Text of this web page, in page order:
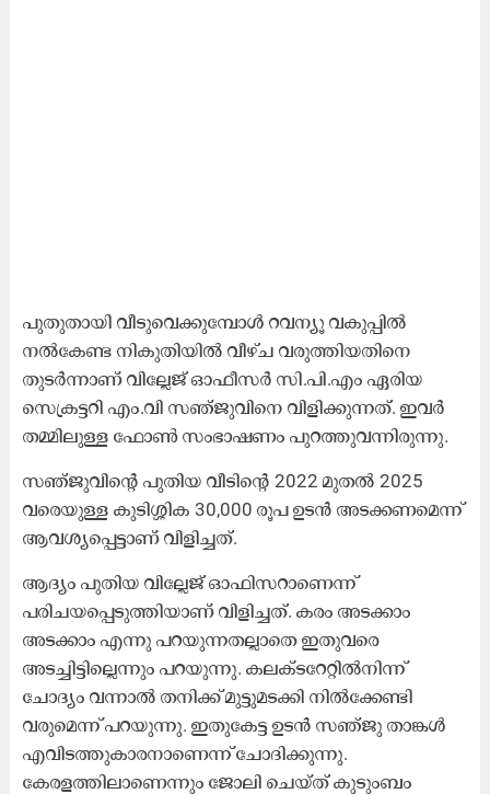
പുതുതായി വീടുവെക്കുമ്പോൾ റവന്യൂ വകുപ്പിൽ
നൽകേണ്ട നികുതിയിൽ വീഴ്ച വരുത്തിയതിനെ
തുടർന്നാണ് വില്ലേജ് ഓഫീസർ സി.പി.എം ഏരിയ
സെക്രട്ടറി എം.വി സഞ്ജുവിനെ വിളിക്കുന്നത്. ഇവർ
തമ്മിലുള്ള ഫോൺ സംഭാഷണം പുറത്തുവന്നിരുന്നു.
സഞ്​ജുവിന്‍റെ പുതിയ വീടിന്‍റെ 2022 മുതൽ 2025
വരെയുള്ള കുടിശ്ശിക 30,000 രൂപ ഉടൻ അടക്കണമെന്ന്​
ആവശ്യപ്പെട്ടാണ് വിളിച്ചത്.
ആദ്യം പുതിയ വില്ലേജ് ഓഫിസറാണെന്ന്
പരിചയപ്പെടുത്തിയാണ് വിളിച്ചത്. കരം അടക്കാം
അടക്കാം എന്നു പറയുന്നതല്ലാതെ ഇതുവരെ
അടച്ചിട്ടില്ലെന്നും പറയുന്നു. കലക്ടറേറ്റിൽനിന്ന്
ചോദ്യം വന്നാൽ തനിക്ക് മുട്ടുമടക്കി നിൽക്കേണ്ടി
വരുമെന്ന് പറയുന്നു. ഇതുകേട്ട ഉടൻ സഞ്ജു താങ്കൾ
എവിടത്തുകാരനാണെന്ന് ചോദിക്കുന്നു.
കേരളത്തിലാണെന്നും ജോലി ചെയ്ത് കുടുംബം